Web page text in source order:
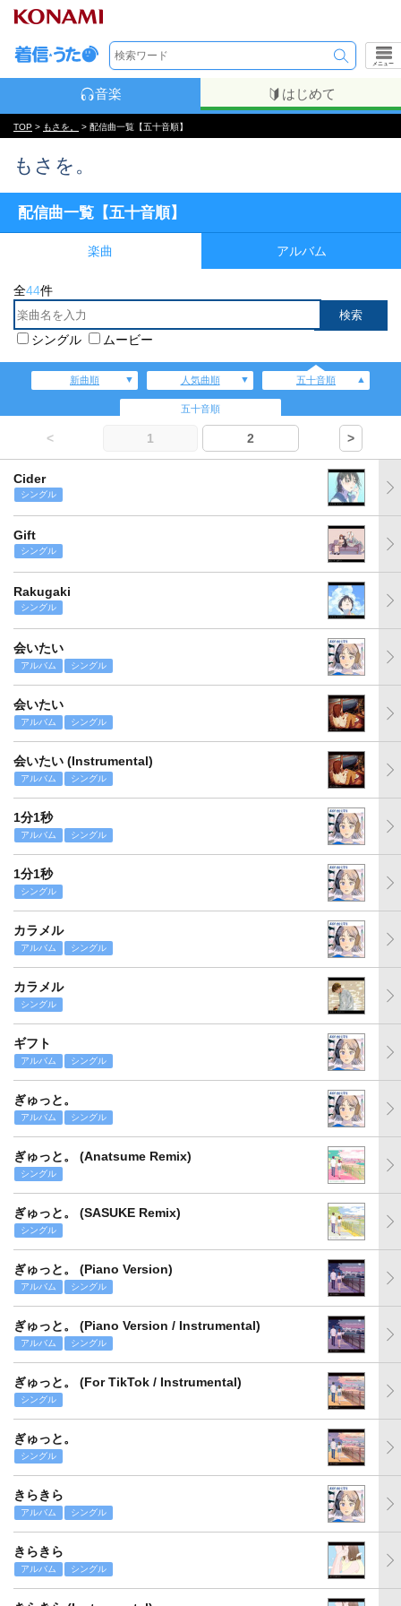
メニュー
音楽 はじめて
TOP > もさを。 > 配信曲一覧【五十音順】
もさを。
配信曲一覧【五十音順】
楽曲 アルバム
全44件
シングル ムービー
新曲順 人気曲順 五十音順
五十音順
< 1 2 >
Cider
シングル
Gift
シングル
Rakugaki
シングル
会いたい
アルバム シングル
会いたい
アルバム シングル
会いたい (Instrumental)
アルバム シングル
1分1秒
アルバム シングル
1分1秒
シングル
カラメル
アルバム シングル
カラメル
シングル
ギフト
アルバム シングル
ぎゅっと。
アルバム シングル
ぎゅっと。 (Anatsume Remix)
シングル
ぎゅっと。 (SASUKE Remix)
シングル
ぎゅっと。 (Piano Version)
アルバム シングル
ぎゅっと。 (Piano Version / Instrumental)
アルバム シングル
ぎゅっと。 (For TikTok / Instrumental)
シングル
ぎゅっと。
シングル
きらきら
アルバム シングル
きらきら
アルバム シングル